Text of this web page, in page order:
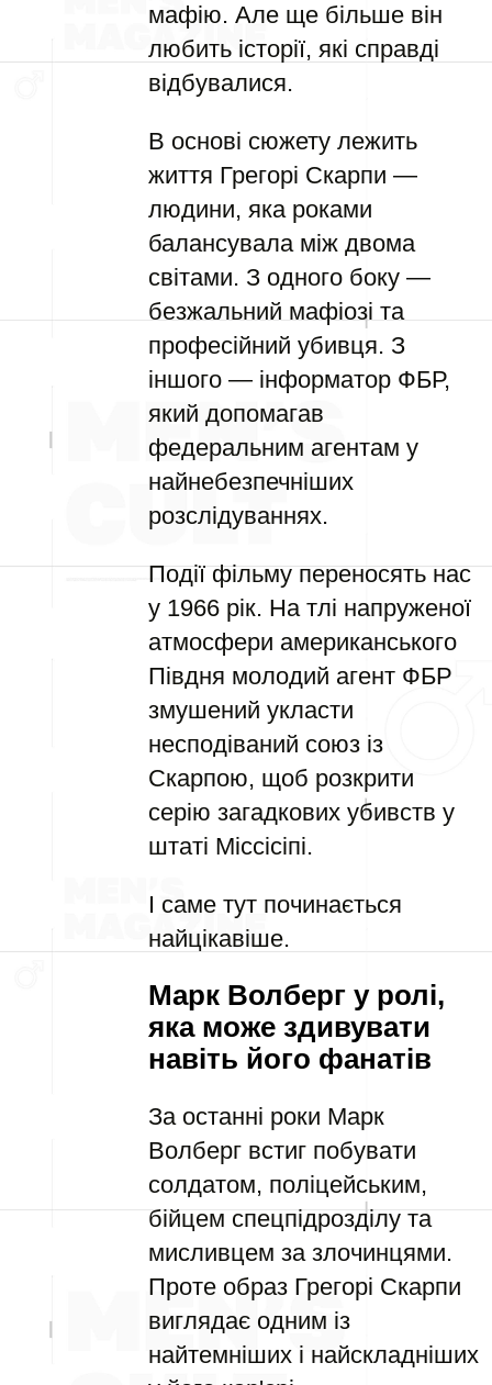
мафію. Але ще більше він
любить історії, які справді
відбувалися.
В основі сюжету лежить
життя Грегорі Скарпи —
людини, яка роками
балансувала між двома
світами. З одного боку —
безжальний мафіозі та
професійний убивця. З
іншого — інформатор ФБР,
який допомагав
федеральним агентам у
найнебезпечніших
розслідуваннях.
Події фільму переносять нас
у 1966 рік. На тлі напруженої
атмосфери американського
Півдня молодий агент ФБР
змушений укласти
несподіваний союз із
Скарпою, щоб розкрити
серію загадкових убивств у
штаті Міссісіпі.
І саме тут починається
найцікавіше.
Марк Волберг у ролі,
яка може здивувати
навіть його фанатів
За останні роки Марк
Волберг встиг побувати
солдатом, поліцейським,
бійцем спецпідрозділу та
мисливцем за злочинцями.
Проте образ Грегорі Скарпи
виглядає одним із
найтемніших і найскладніших